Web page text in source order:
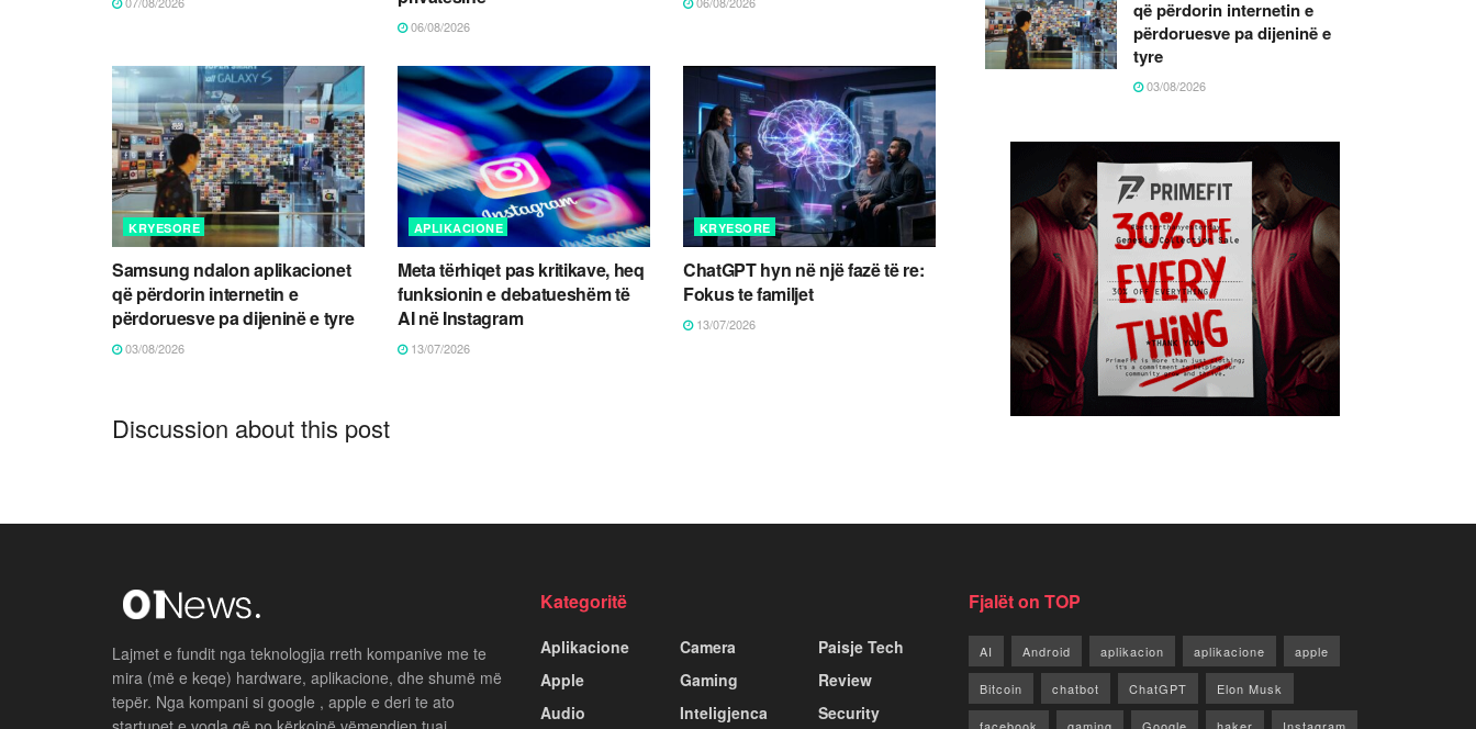
06/08/2026
KRYESORE
Samsung ndalon aplikacionet
që përdorin internetin e
përdoruesve pa dijeninë e tyre
03/08/2026
APLIKACIONE
Meta tërhiqet pas kritikave, heq
funksionin e debatueshëm të
AI në Instagram
13/07/2026
KRYESORE
ChatGPT hyn në një fazë të re:
Fokus te familjet
13/07/2026
Discussion about this post
që përdorin internetin e
përdoruesve pa dijeninë e
tyre
03/08/2026
Lajmet e fundit nga teknologjia rreth kompanive me te
mira (më e keqe) hardware, aplikacione, dhe shumë më
tepër. Nga kompani si google , apple e deri te ato
Kategoritë
Aplikacione
Apple
Audio
Camera
Gaming
Inteligjenca
Paisje Tech
Review
Security
Fjalët on TOP
AI Android aplikacion aplikacione apple
Bitcoin chatbot ChatGPT Elon Musk